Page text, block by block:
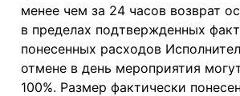
менее чем за 24 часов возврат
в пределах подтвержденных
понесенных расходов
отмене в день мероприятия
100%. Размер фактически